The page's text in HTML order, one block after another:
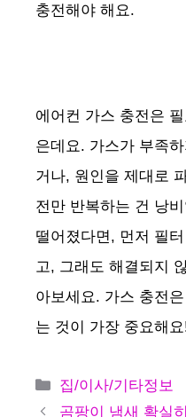
충전해야 해요.
에어컨 가스 충전은
은데요. 가스가 부족
거나, 원인을 제대로
전만 반복하는 건 낭
떨어졌다면, 먼저 필
고, 그래도 해결되지
아보세요. 가스 충전
는 것이 가장 중요해
카
테
집/이사/기타정보
곰팡이 냄새 확실